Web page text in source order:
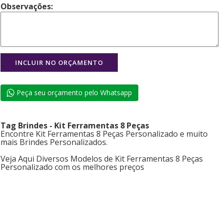
Observações:
Peça seu orçamento pelo Whatsapp
Tag Brindes - Kit Ferramentas 8 Peças
Encontre Kit Ferramentas 8 Peças Personalizado e muito
mais Brindes Personalizados.
Veja Aqui Diversos Modelos de Kit Ferramentas 8 Peças
Personalizado com os melhores preços